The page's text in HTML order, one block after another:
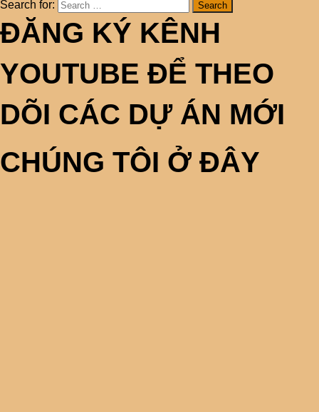
Search for:
ĐĂNG KÝ KÊNH
YOUTUBE ĐỂ THEO
DÕI CÁC DỰ ÁN MỚI
CHÚNG TÔI Ở ĐÂY